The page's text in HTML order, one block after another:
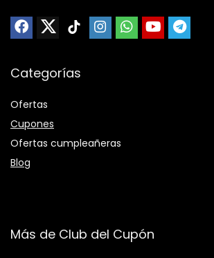
Categorías
Ofertas
Cupones
Ofertas cumpleañeras
Blog
Más de Club del Cupón